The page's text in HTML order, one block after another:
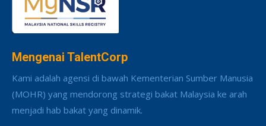
Mengenai TalentCorp
Kami adalah agensi di bawah Kementerian Sumber Manusia
(MOHR) yang mendorong strategi bakat Malaysia ke arah
menjadi hab bakat yang dinamik.